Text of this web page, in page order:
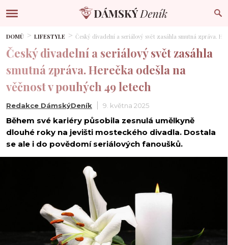
DOMŮ LIFESTYLE Český divadelní a seriálový svět zasáhla smutná zpráva.
Český divadelní a seriálový svět zasáhla
smutná zpráva. Herečka odešla na
věčnost v pouhých 49 letech
Redakce DámskýDeník 9. května 2025
Během své kariéry působila zesnulá umělkyně
dlouhé roky na jevišti mosteckého divadla. Dostala
se ale i do povědomí seriálových fanoušků.